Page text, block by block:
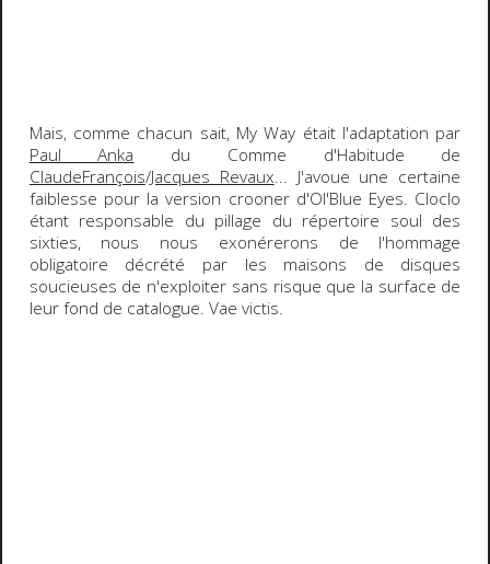
Mais, comme chacun sait, My Way était l'adaptation par
Paul Anka du Comme d'Habitude de
ClaudeFrançois/Jacques Revaux... J'avoue une certaine
faiblesse pour la version crooner d'Ol'Blue Eyes. Cloclo
étant responsable du pillage du répertoire soul des
sixties, nous nous exonérerons de l'hommage
obligatoire décrété par les maisons de disques
soucieuses de n'exploiter sans risque que la surface de
leur fond de catalogue. Vae victis.